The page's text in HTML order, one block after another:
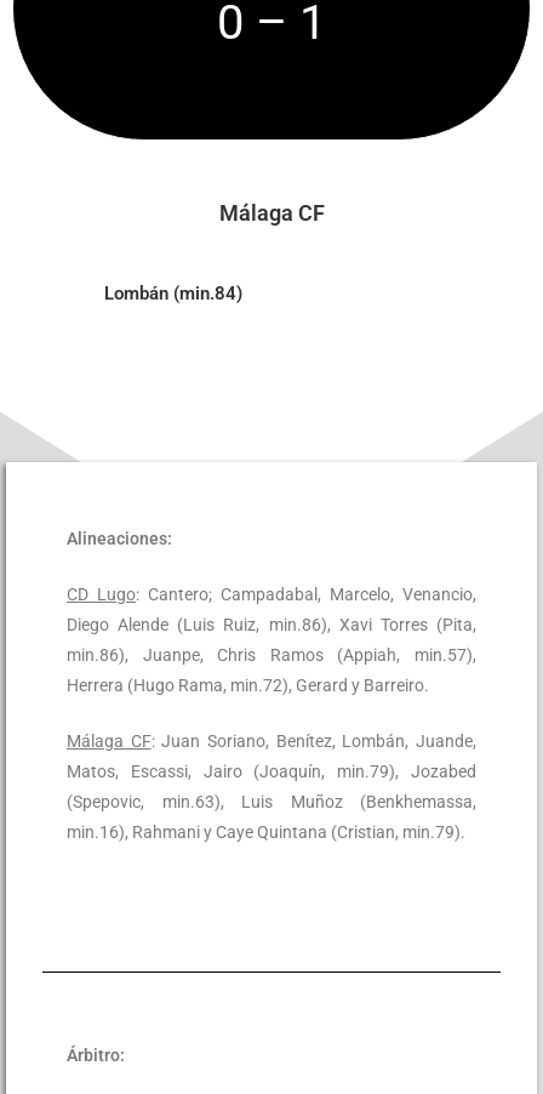
0 – 1
Málaga CF
Lombán (min.84)
Alineaciones:
CD Lugo: Cantero; Campadabal, Marcelo, Venancio,
Diego Alende (Luis Ruiz, min.86), Xavi Torres (Pita,
min.86), Juanpe, Chris Ramos (Appiah, min.57),
Herrera (Hugo Rama, min.72), Gerard y Barreiro.
Málaga CF: Juan Soriano, Benítez, Lombán, Juande,
Matos, Escassi, Jairo (Joaquín, min.79), Jozabed
(Spepovic, min.63), Luis Muñoz (Benkhemassa,
min.16), Rahmani y Caye Quintana (Cristian, min.79).
Árbitro: